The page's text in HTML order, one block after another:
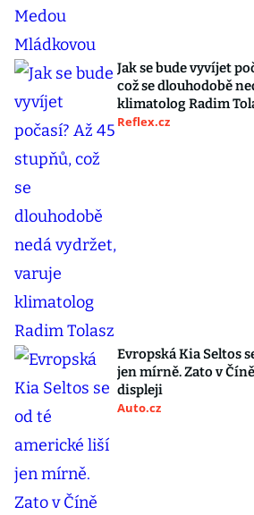
Jak se bude vyvíjet
což se dlouhodobě
klimatolog Radim
Reflex.cz
Evropská Kia Seltos
jen mírně. Zato v
displeji
Auto.cz